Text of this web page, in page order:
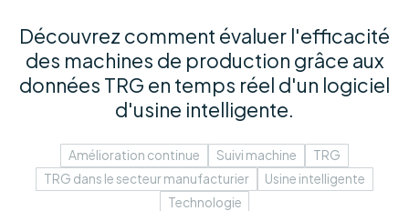
Découvrez comment évaluer l'efficacité
des machines de production grâce aux
données TRG en temps réel d'un logiciel
d'usine intelligente.
Amélioration continue Suivi machine
TRG
TRG dans le secteur manufacturier
Usine intelligente
Technologie